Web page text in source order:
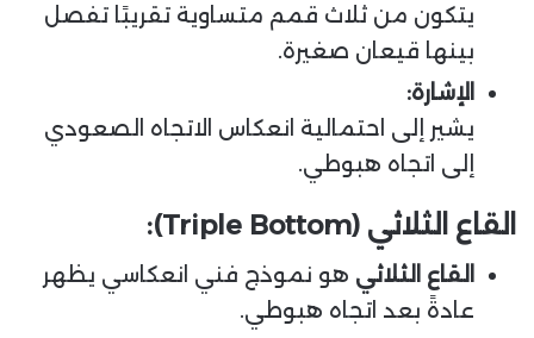
يتكون من ثلاث قمم متساوية تقريبًا تفصل
بينها قيعان صغيرة.
الإشارة:
يشير إلى احتمالية انعكاس الاتجاه الصعودي
إلى اتجاه هبوطي.
القاع الثلاثي (Triple Bottom):
القاع الثلاثي هو نموذج فني انعكاسي يظهر
عادةً بعد اتجاه هبوطي.